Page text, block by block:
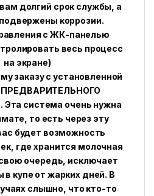
долгий срок службы, а
коррозии.
с ЖК-панелью
весь процесс
на экране)
заказу с установленной
ПРЕДВАРИТЕЛЬНОГО
система очень нужна
то есть через эту
будет возможность
где хранится молочная
очередь, исключает
в купе от жарких дней. В
слышно, что кто-то